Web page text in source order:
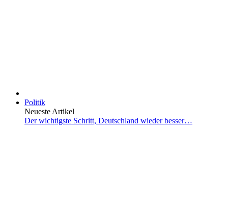
Politik
Neueste Artikel
Der wichtigste Schritt, Deutschland wieder besser…